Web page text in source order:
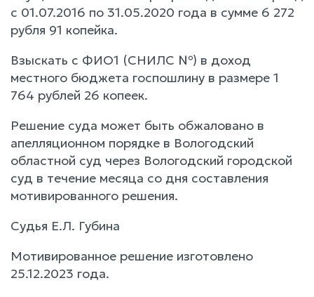
с 01.07.2016 по 31.05.2020 года в сумме 6 272
рубля 91 копейка.
Взыскать с ФИО1 (СНИЛС №) в доход
местного бюджета госпошлину в размере 1
764 рублей 26 копеек.
Решение суда может быть обжаловано в
апелляционном порядке в Вологодский
областной суд через Вологодский городской
суд в течение месяца со дня составления
мотивированного решения.
Судья Е.Л. Губина
Мотивированное решение изготовлено
25.12.2023 года.